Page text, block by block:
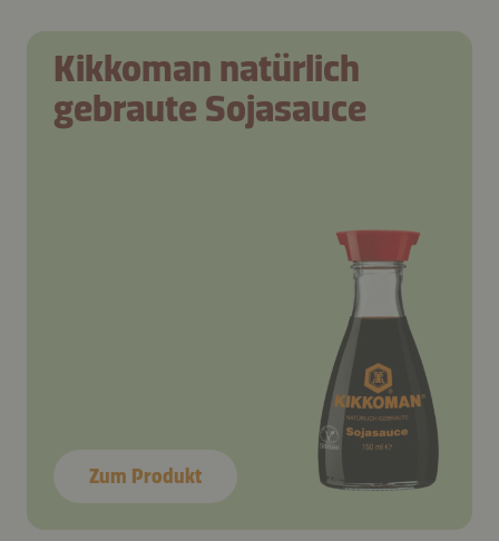
Kikkoman natürlich
gebraute Sojasauce
Zum Produkt